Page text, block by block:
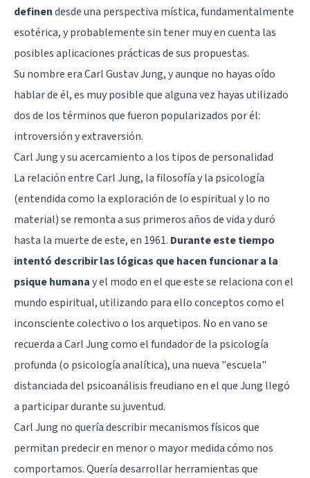
definendesde una perspectiva mística, fundamentalmente
esotérica, y probablemente sin tener muy en cuenta las
posibles aplicaciones prácticas de sus propuestas.
Su nombre eraCarl Gustav Jung, y aunque no hayas oído
hablar de él, es muy posible que alguna vez hayas utilizado
dos de los términos que fueron popularizados por él:
introversión y extraversión.
Carl Jung y su acercamiento a los tipos de personalidad
La relación entre Carl Jung, la filosofía y la psicología
(entendida como la exploración de lo espiritual y lo no
material) se remonta a sus primeros años de vida y duró
hasta la muerte de este, en 1961. Durante este tiempo
intentó describir las lógicas que hacen funcionar a la
psique humanay el modo en el que este se relaciona con el
mundo espiritual, utilizando para ello conceptos como el
inconsciente colectivo o los arquetipos. No en vano se
recuerda a Carl Jung como el fundador de la psicología
profunda (o psicología analítica), una nueva "escuela"
distanciada del psicoanálisis freudianoen el que Jung llegó
a participar durante su juventud.
Carl Jung no quería describir mecanismos físicos que
permitan predecir en menor o mayor medida cómo nos
comportamos. Quería desarrollar herramientas que